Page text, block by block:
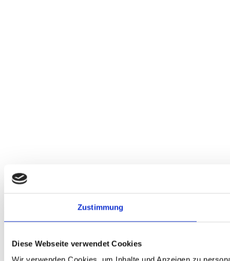
Zustimmung
Diese Webseite verwendet Cookies